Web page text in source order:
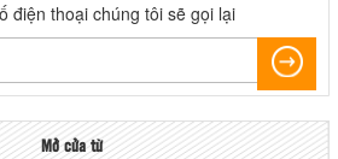
điện thoại chúng tôi sẽ gọi lại
Mở cửa từ